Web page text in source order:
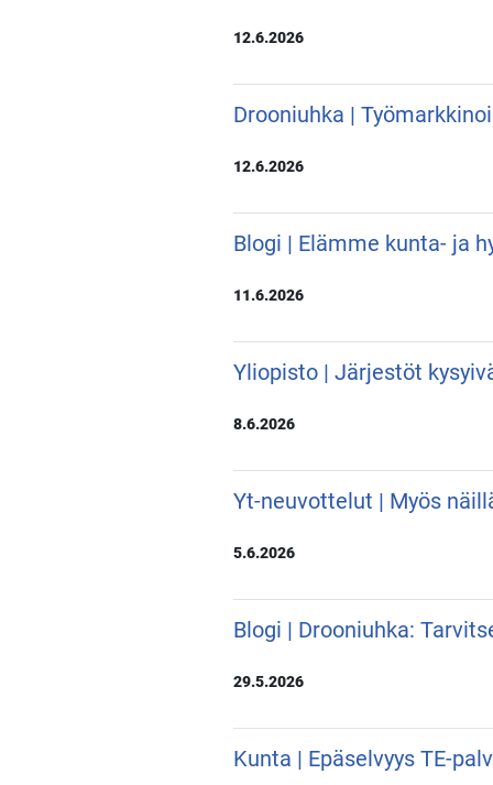
12.6.2026
Drooniuhka |
12.6.2026
Blogi | Elämme kunta- ja
11.6.2026
Yliopisto | Järjestöt
8.6.2026
Yt-neuvottelut | Myös
5.6.2026
Blogi | Drooniuhka:
29.5.2026
Kunta | Epäselvyys TE-